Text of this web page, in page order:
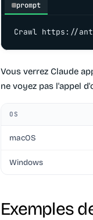
prompt
Crawl https://
Vous verrez Claude
ne voyez pas l'appel
OS
macOS
Windows
Exemples